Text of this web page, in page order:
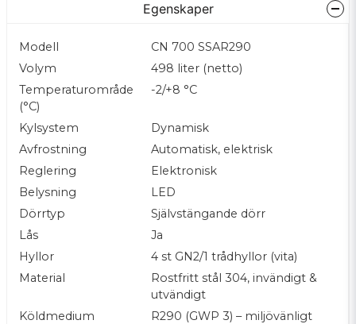
för torr och ett för fuktig förvaring – vilket gör dem
mejeriprodukter.
Robust konstruktion för daglig användning
Tillverkade helt i AISI 304 rostfritt stål med
Scotchbrite-finish tål Alpfrigos enheter intensiv daglig
användning och håller länge, även i tuffa miljöer.
De 4 st rostfria hyllplanen är justerbara och har plats
för 2x 1/1 GN kantiner
Enkel åtkomst och rengöring
För smidigt underhåll har enheterna utbytbara
dörrtätningar samt kyl-/fryspaket som kan bytas
direkt på plats på bara 15 minuter – utan att maskinen
behöver tas ur drift. Med invändigt rundade hörn blir
rengöringen enkel, snabb och hygienisk.
Egenskaper
Modell
CN 700 SSAR290
Volym
498 liter (netto)
Temperaturområde
(°C)
-2/+8 °C
Kylsystem
Dynamisk
Avfrostning
Automatisk, elektrisk
Reglering
Elektronisk
Belysning
LED
Dörrtyp
Självstängande dörr
Lås
Ja
Hyllor
4 st GN2/1 trådhyllor (vita)
Material
Rostfritt stål 304, invändigt &
utvändigt
Köldmedium
R290 (GWP 3) – miljövänligt